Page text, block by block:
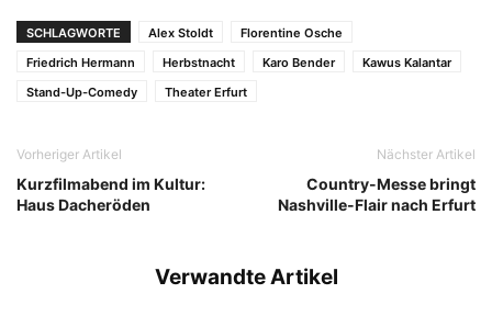
SCHLAGWORTE Alex Stoldt
Florentine Osche
Friedrich Hermann
Herbstnacht Karo Bender
Kawus Kalantar
Stand-Up-Comedy
Theater Erfurt
Vorheriger Artikel
Kurzfilmabend im Kultur:
Haus Dacheröden
Nächster Artikel
Country-Messe bringt
Nashville-Flair nach Erfurt
Verwandte Artikel